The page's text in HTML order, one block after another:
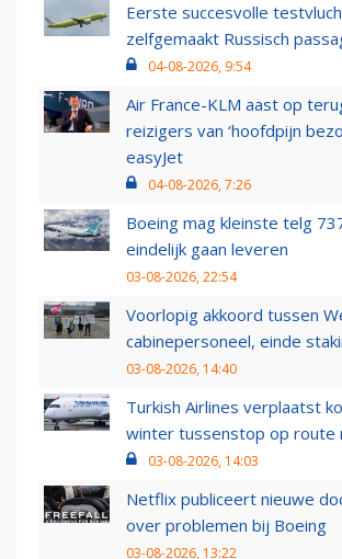
Eerste succesvolle
zelfgemaakt Russisch
04-08-2026, 9:54
Air France-KLM aast op
reizigers van ‘hoofdpijn
easyJet
04-08-2026, 7:26
Boeing mag kleinste telg
eindelijk gaan leveren
03-08-2026, 22:54
Voorlopig akkoord tussen
cabinepersoneel, einde
03-08-2026, 14:40
Turkish Airlines verplaatst
winter tussenstop op route
03-08-2026, 14:03
Netflix publiceert nieuwe
over problemen bij Boeing
03-08-2026, 13:22